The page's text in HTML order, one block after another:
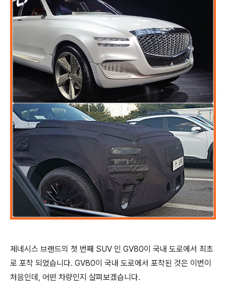
제네시스 브랜드의 첫 번째 SUV 인 GV80이 국내 도로에서 최초
로 포착 되었습니다. GV80이 국내 도로에서 포착된 것은 이번이
처음인데, 어떤 차량인지 살펴보겠습니다.